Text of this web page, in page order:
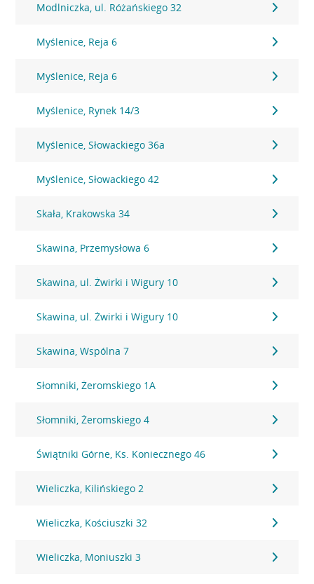
Modlniczka, ul. Różańskiego 32
Myślenice, Reja 6
Myślenice, Reja 6
Myślenice, Rynek 14/3
Myślenice, Słowackiego 36a
Myślenice, Słowackiego 42
Skała, Krakowska 34
Skawina, Przemysłowa 6
Skawina, ul. Żwirki i Wigury 10
Skawina, ul. Żwirki i Wigury 10
Skawina, Wspólna 7
Słomniki, Żeromskiego 1A
Słomniki, Żeromskiego 4
Świątniki Górne, Ks. Koniecznego 46
Wieliczka, Kilińskiego 2
Wieliczka, Kościuszki 32
Wieliczka, Moniuszki 3